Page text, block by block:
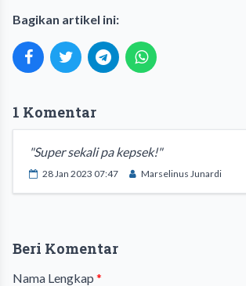
Bagikan artikel ini:
1 Komentar
"Super sekali pa kepsek!"
28 Jan 2023 07:47 Marselinus Junardi
Beri Komentar
Nama Lengkap *